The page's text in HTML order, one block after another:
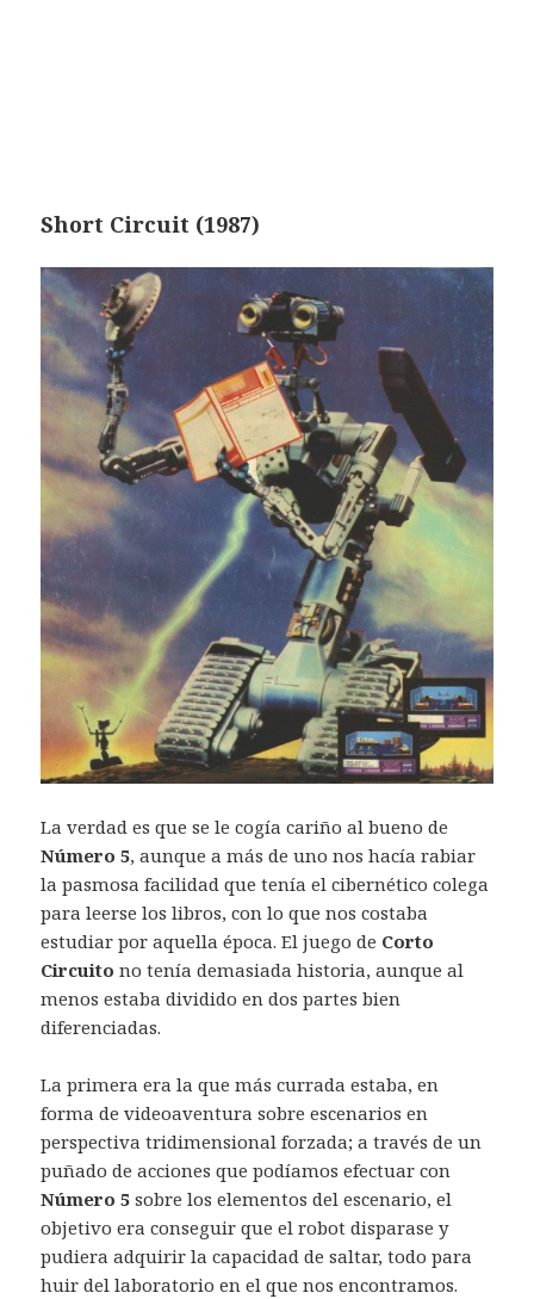
Short Circuit (1987)
La verdad es que se le cogía cariño al bueno de
Número 5, aunque a más de uno nos hacía rabiar
la pasmosa facilidad que tenía el cibernético colega
para leerse los libros, con lo que nos costaba
estudiar por aquella época. El juego de Corto
Circuito no tenía demasiada historia, aunque al
menos estaba dividido en dos partes bien
diferenciadas.
La primera era la que más currada estaba, en
forma de videoaventura sobre escenarios en
perspectiva tridimensional forzada; a través de un
puñado de acciones que podíamos efectuar con
Número 5 sobre los elementos del escenario, el
objetivo era conseguir que el robot disparase y
pudiera adquirir la capacidad de saltar, todo para
huir del laboratorio en el que nos encontramos.